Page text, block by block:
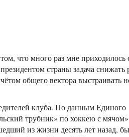
что много раз мне
страны задача снижать
общего вектора выстраивать
клуба. По данным Единого
трубник» по хоккею с
из жизни десять лет назад,